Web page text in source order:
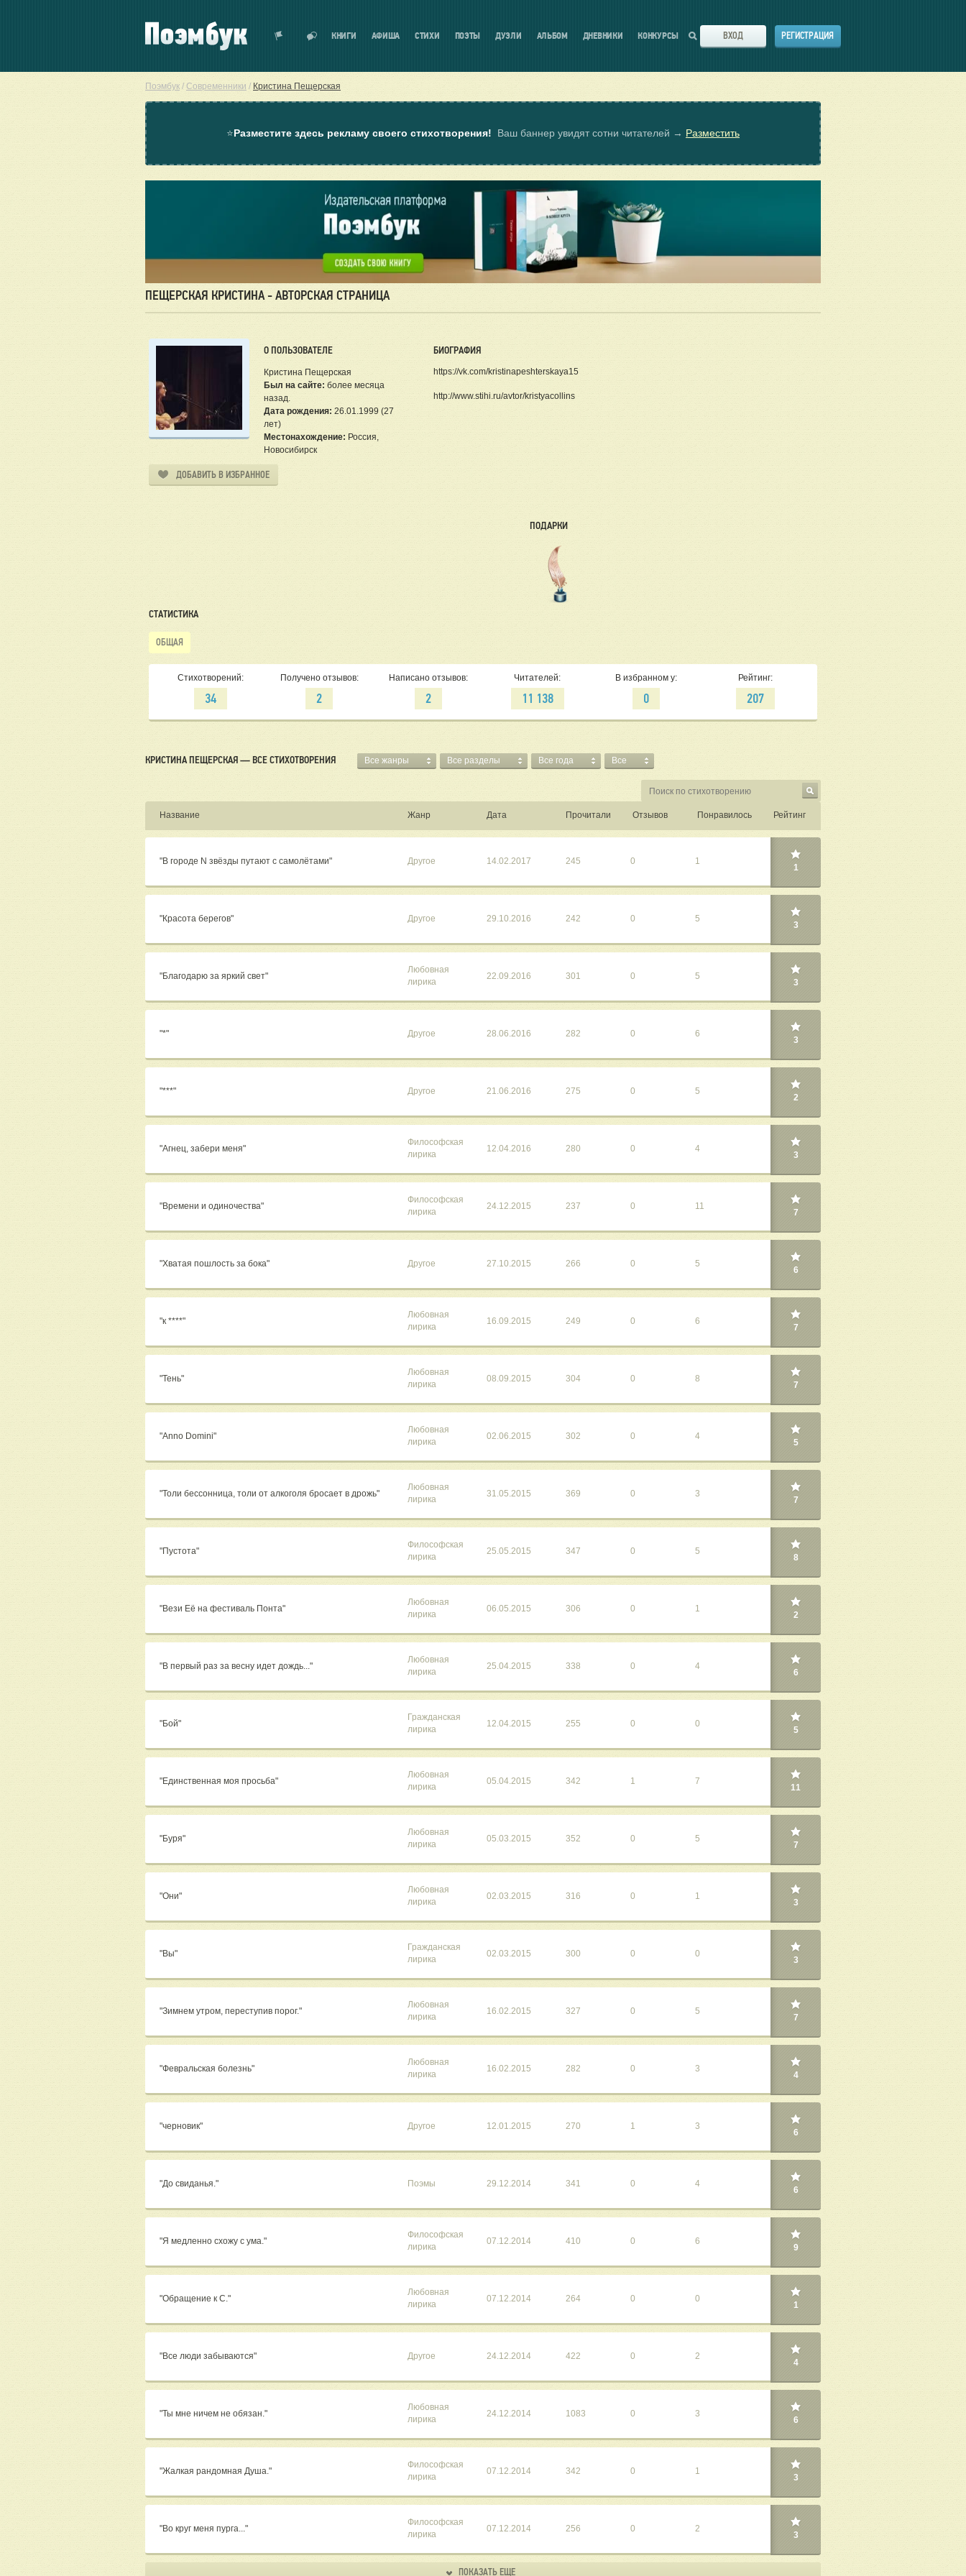
КНИГИ АФИША СТИХИ ПОЭТЫ ДУЭЛИ АЛЬБОМ ДНЕВНИКИ КОНКУРСЫ ВХОД РЕГИСТРАЦИЯ
Поэмбук / Современники / Кристина Пещерская
⭐Разместите здесь рекламу своего стихотворения! Ваш баннер увидят сотни читателей → Разместить
ПЕЩЕРСКАЯ КРИСТИНА - АВТОРСКАЯ СТРАНИЦА
О ПОЛЬЗОВАТЕЛЕ
Кристина Пещерская
Был на сайте: более месяца
назад.
Дата рождения: 26.01.1999 (27
лет)
Местонахождение: Россия,
Новосибирск
ДОБАВИТЬ В ИЗБРАННОЕ
БИОГРАФИЯ
https://vk.com/kristinapeshterskaya15
http://www.stihi.ru/avtor/kristyacollins
ПОДАРКИ
СТАТИСТИКА
ОБЩАЯ
Стихотворений:
34
Получено отзывов:
2
Написано отзывов:
2
Читателей:
11 138
В избранном у:
0
Рейтинг:
207
КРИСТИНА ПЕЩЕРСКАЯ — ВСЕ СТИХОТВОРЕНИЯ Все жанры Все разделы Все года Все
Название Жанр Дата Прочитали Отзывов Понравилось Рейтинг
"В городе N звёзды путают с самолётами" Другое 14.02.2017 245 0 1
1
"Красота берегов" Другое 29.10.2016 242 0 5
3
"Благодарю за яркий свет"
Любовная
лирика
22.09.2016 301 0 5
3
"*" Другое 28.06.2016 282 0 6
3
"***" Другое 21.06.2016 275 0 5
2
"Агнец, забери меня"
Философская
лирика
12.04.2016 280 0 4
3
"Времени и одиночества"
Философская
лирика
24.12.2015 237 0 11
7
"Хватая пошлость за бока" Другое 27.10.2015 266 0 5
6
"к ****"
Любовная
лирика
16.09.2015 249 0 6
7
"Тень"
Любовная
лирика
08.09.2015 304 0 8
7
"Anno Domini"
Любовная
лирика
02.06.2015 302 0 4
5
"Толи бессонница, толи от алкоголя бросает в дрожь"
Любовная
лирика
31.05.2015 369 0 3
7
"Пустота"
Философская
лирика
25.05.2015 347 0 5
8
"Вези Её на фестиваль Понта"
Любовная
лирика
06.05.2015 306 0 1
2
"В первый раз за весну идет дождь..."
Любовная
лирика
25.04.2015 338 0 4
6
"Бой"
Гражданская
лирика
12.04.2015 255 0 0
5
"Единственная моя просьба"
Любовная
лирика
05.04.2015 342 1 7
11
"Буря"
Любовная
лирика
05.03.2015 352 0 5
7
"Они"
Любовная
лирика
02.03.2015 316 0 1
3
"Вы"
Гражданская
лирика
02.03.2015 300 0 0
3
"Зимнем утром, переступив порог."
Любовная
лирика
16.02.2015 327 0 5
7
"Февральская болезнь"
Любовная
лирика
16.02.2015 282 0 3
4
"черновик" Другое 12.01.2015 270 1 3
6
"До свиданья." Поэмы 29.12.2014 341 0 4
6
"Я медленно схожу с ума."
Философская
лирика
07.12.2014 410 0 6
9
"Обращение к С."
Любовная
лирика
07.12.2014 264 0 0
1
"Все люди забываются" Другое 24.12.2014 422 0 2
4
"Ты мне ничем не обязан."
Любовная
лирика
24.12.2014 1083 0 3
6
"Жалкая рандомная Душа."
Философская
лирика
07.12.2014 342 0 1
3
"Во круг меня пурга..."
Философская
лирика
07.12.2014 256 0 2
3
ПОКАЗАТЬ ЕЩЕ